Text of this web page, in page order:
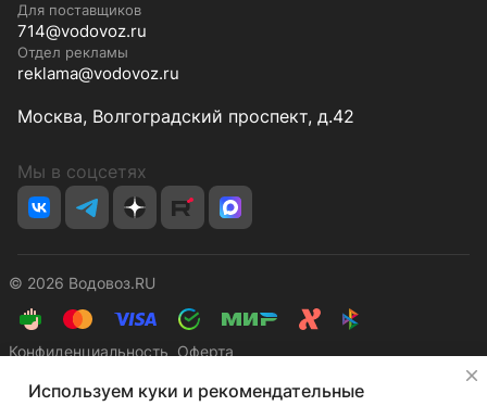
Для поставщиков
714@vodovoz.ru
Отдел рекламы
reklama@vodovoz.ru
Москва, Волгоградский проспект, д.42
Мы в соцсетях
© 2026 Водовоз.RU
Конфиденциальность Оферта
Используем куки и рекомендательные